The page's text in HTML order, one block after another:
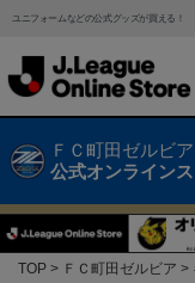
ユニフォームなどの公式グッズが買える！
ＦＣ町田ゼルビア
公式オンライン
TOP ＦＣ町田ゼルビア